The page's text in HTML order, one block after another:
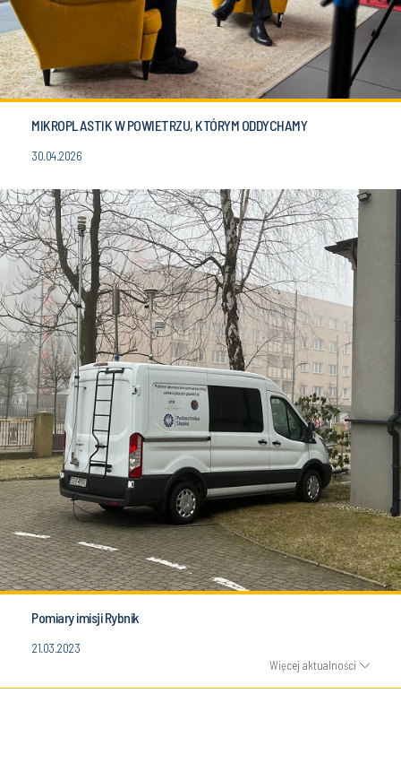
MIKROPLASTIK W POWIETRZU, KTÓRYM ODDYCHAMY
30.04.2026
Pomiary imisji Rybnik
21.03.2023
Więcej aktualności